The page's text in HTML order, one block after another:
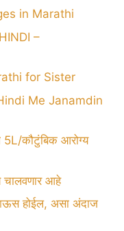
in Marathi
–
for Sister
Hindi Me Janamdin
5L/कौटुंबिक आरोग्य
चालवणार आहे
होईल, असा अंदाज